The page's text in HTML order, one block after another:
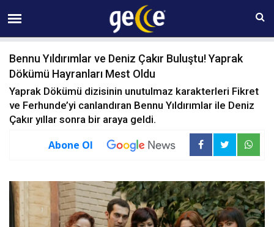
07 AĞUSTOS Cuma 21:13
Bennu Yıldırımlar ve Deniz Çakır Buluştu! Yaprak
Dökümü Hayranları Mest Oldu
Yaprak Dökümü dizisinin unutulmaz karakterleri Fikret
ve Ferhunde’yi canlandıran Bennu Yıldırımlar ile Deniz
Çakır yıllar sonra bir araya geldi.
Abone Ol